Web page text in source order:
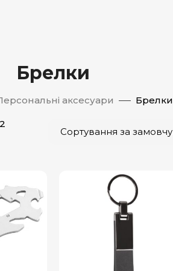
Брелки
аксесуари Брелки